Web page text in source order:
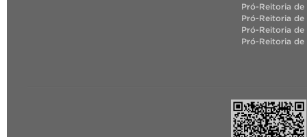
Pró-Reitoria de
Pró-Reitoria de
Pró-Reitoria de
Pró-Reitoria